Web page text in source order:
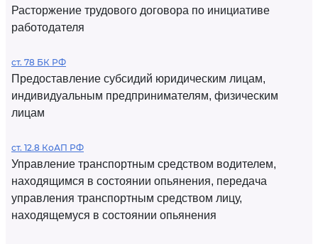
Расторжение трудового договора по инициативе
работодателя
ст. 78 БК РФ
Предоставление субсидий юридическим лицам,
индивидуальным предпринимателям, физическим
лицам
ст. 12.8 КоАП РФ
Управление транспортным средством водителем,
находящимся в состоянии опьянения, передача
управления транспортным средством лицу,
находящемуся в состоянии опьянения